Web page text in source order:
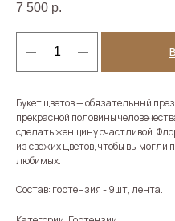
7 500 р.
Букет цветов — обязательный
прекрасной половины
сделать женщину счастливой.
из свежих цветов, чтобы вы могли
любимых.
Состав: гортензия - 9шт, лента.